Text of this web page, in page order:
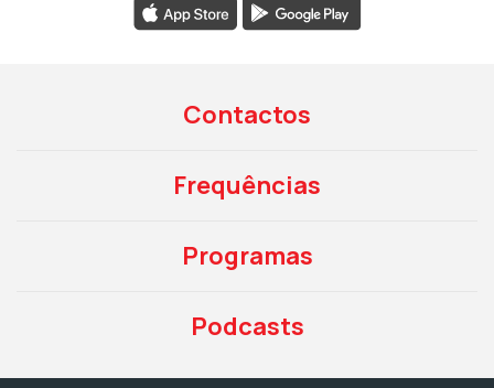
Contactos
Frequências
Programas
Podcasts